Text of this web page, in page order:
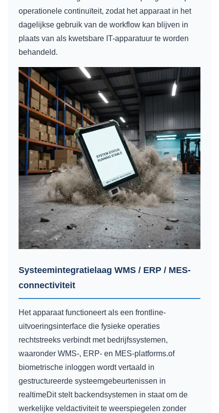
operationele continuïteit, zodat het apparaat in het
dagelijkse gebruik van de workflow kan blijven in
plaats van als kwetsbare IT-apparatuur te worden
behandeld.
Systeemintegratielaag WMS / ERP / MES-
connectiviteit
Het apparaat functioneert als een frontline-
uitvoeringsinterface die fysieke operaties
rechtstreeks verbindt met bedrijfssystemen,
waaronder WMS-, ERP- en MES-platforms.of
biometrische inloggen wordt vertaald in
gestructureerde systeemgebeurtenissen in
realtimeDit stelt backendsystemen in staat om de
werkelijke veldactiviteit te weerspiegelen zonder